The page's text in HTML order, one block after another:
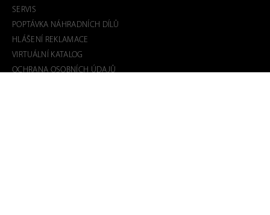
SERVIS
POPTÁVKA NÁHRADNÍCH DÍLŮ
HLÁŠENÍ REKLAMACE
VIRTUÁLNÍ KATALOG
OCHRANA OSOBNÍCH ÚDAJŮ